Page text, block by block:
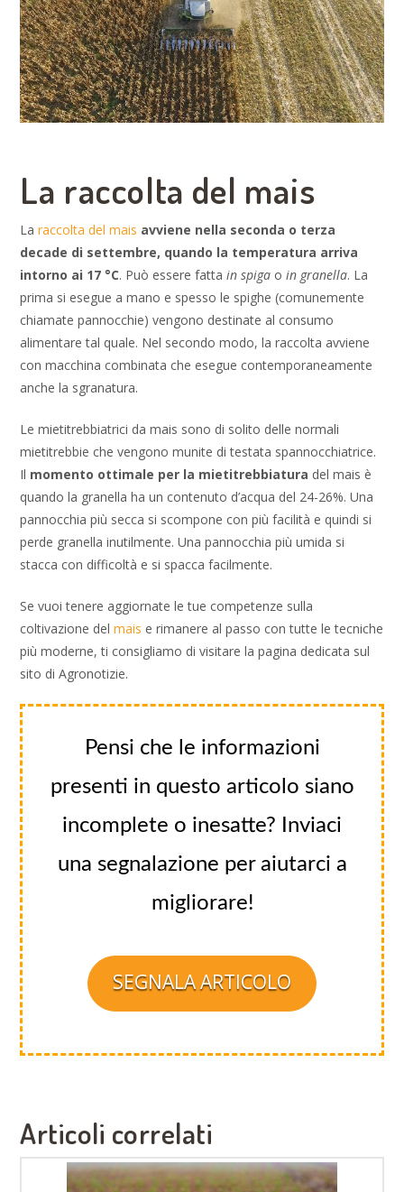
La raccolta del mais
Laraccolta del mais avviene nella seconda o terza
decade di settembre, quando la temperatura arriva
intorno ai 17 °C. Può essere fattain spiga oin granella. La
prima si esegue a mano e spesso le spighe (comunemente
chiamate pannocchie) vengono destinate al consumo
alimentare tal quale. Nel secondo modo, la raccolta avviene
con macchina combinata che esegue contemporaneamente
anche la sgranatura.
Le mietitrebbiatrici da mais sono di solito delle normali
mietitrebbie che vengono munite di testata spannocchiatrice.
Il momento ottimale per la mietitrebbiatura del mais è
quando la granella ha un contenuto d’acqua del 24-26%. Una
pannocchia più secca si scompone con più facilità e quindi si
perde granella inutilmente. Una pannocchia più umida si
stacca con difficoltà e si spacca facilmente.
Se vuoi tenere aggiornate le tue competenze sulla
coltivazione delmais e rimanere al passo con tutte le tecniche
più moderne, ti consigliamo di visitare la pagina dedicata sul
sito di Agronotizie.
Pensi che le informazioni
presenti in questo articolo siano
incomplete o inesatte? Inviaci
una segnalazione per aiutarci a
migliorare!
SEGNALA ARTICOLO
Articoli correlati